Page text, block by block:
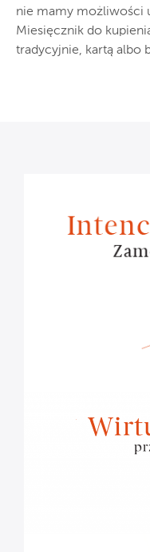
nie mamy możliwości
Miesięcznik do
tradycyjnie, kartą albo